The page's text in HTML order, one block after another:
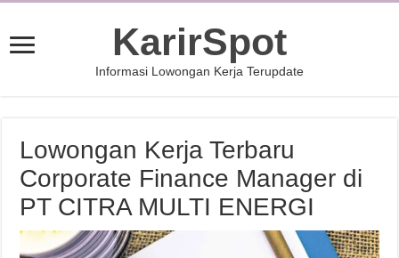
KarirSpot
Informasi Lowongan Kerja Terupdate
Lowongan Kerja Terbaru
Corporate Finance Manager di
PT CITRA MULTI ENERGI